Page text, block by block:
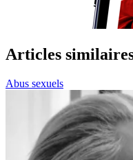
Articles
Abus sexuels